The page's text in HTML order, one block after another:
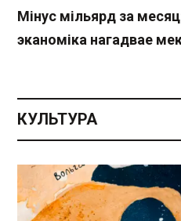
Мінус мільярд за
эканоміка нагадвае
КУЛЬТУРА